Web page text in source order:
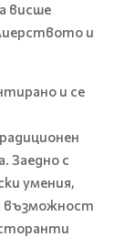
висше
и
и се
Заедно с
умения,
възможност